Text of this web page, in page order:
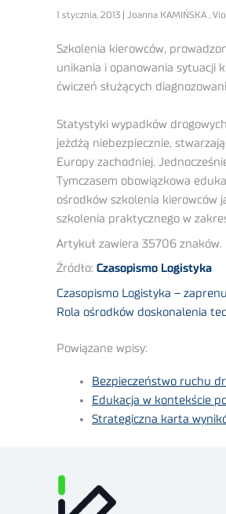
1 stycznia, 2013 | Joanna KAMIŃSKA ,
Szkolenia kierowców,
unikania i opanowania sytuacji
ćwiczeń służących
Statystyki wypadków
jeżdżą niebezpiecznie,
Europy zachodniej.
Tymczasem obowiązkowa
ośrodków szkolenia kierowców
szkolenia praktycznego w
Artykuł zawiera 35706 znaków.
Źródło: Czasopismo Logistyka
Czasopismo Logistyka –
Rola ośrodków doskonalenia
Powiązane wpisy:
Bezpieczeństwo ruchu
Edukacja w kontekście
Strategiczna karta